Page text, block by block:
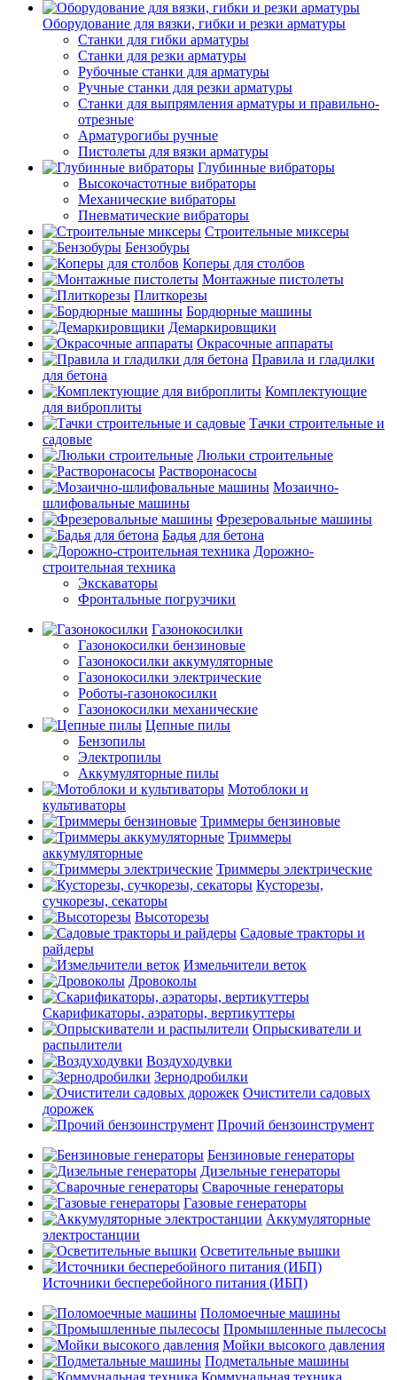
Оборудование для вязки, гибки и резки арматуры
Станки для гибки арматуры
Станки для резки арматуры
Рубочные станки для арматуры
Ручные станки для резки арматуры
Станки для выпрямления арматуры и правильно-
отрезные
Арматурогибы ручные
Пистолеты для вязки арматуры
Глубинные вибраторы
Высокочастотные вибраторы
Механические вибраторы
Пневматические вибраторы
Строительные миксеры
Бензобуры
Коперы для столбов
Монтажные пистолеты
Плиткорезы
Бордюрные машины
Демаркировщики
Окрасочные аппараты
Правила и гладилки
для бетона
Комплектующие
для виброплиты
Тачки строительные и
садовые
Люльки строительные
Растворонасосы
Мозаично-
шлифовальные машины
Фрезеровальные машины
Бадья для бетона
Дорожно-
строительная техника
Экскаваторы
Фронтальные погрузчики
Газонокосилки
Газонокосилки бензиновые
Газонокосилки аккумуляторные
Газонокосилки электрические
Роботы-газонокосилки
Газонокосилки механические
Цепные пилы
Бензопилы
Электропилы
Аккумуляторные пилы
Мотоблоки и
культиваторы
Триммеры бензиновые
Триммеры
аккумуляторные
Триммеры электрические
Кусторезы,
сучкорезы, секаторы
Высоторезы
Садовые тракторы и
райдеры
Измельчители веток
Дровоколы
Скарификаторы, аэраторы, вертикуттеры
Опрыскиватели и
распылители
Воздуходувки
Зернодробилки
Очистители садовых
дорожек
Прочий бензоинструмент
Бензиновые генераторы
Дизельные генераторы
Сварочные генераторы
Газовые генераторы
Аккумуляторные
электростанции
Осветительные вышки
Источники бесперебойного питания (ИБП)
Поломоечные машины
Промышленные пылесосы
Мойки высокого давления
Подметальные машины
Коммунальная техника